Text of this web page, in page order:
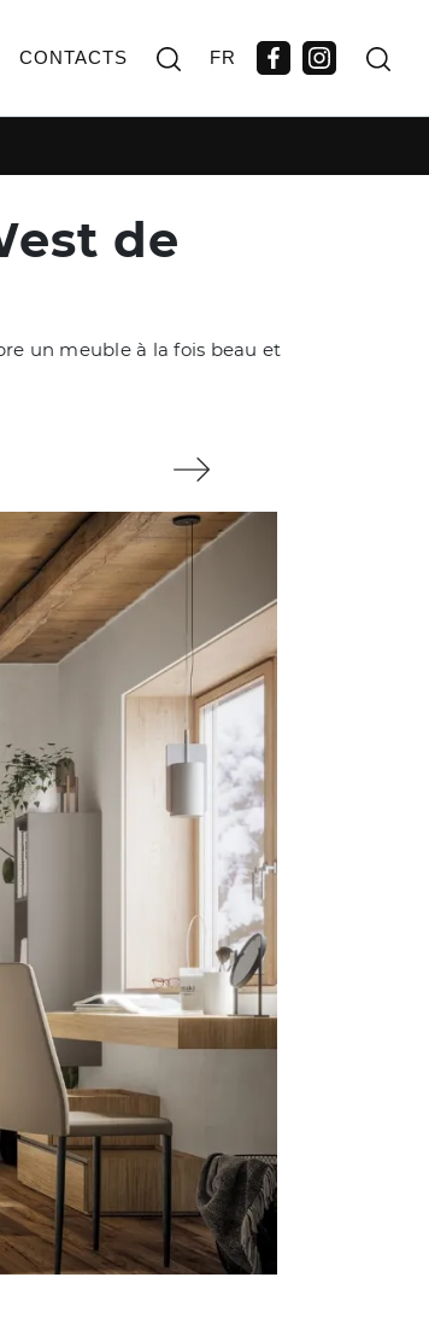
CONTACTS FR
de
un meuble à la fois beau et